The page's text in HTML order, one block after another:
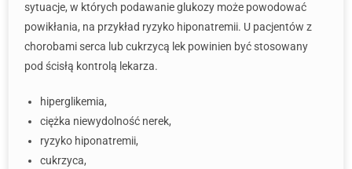
sytuacje, w których podawanie glukozy może powodować
powikłania, na przykład ryzyko hiponatremii. U pacjentów z
chorobami serca lub cukrzycą lek powinien być stosowany
pod ścisłą kontrolą lekarza.
hiperglikemia,
ciężka niewydolność nerek,
ryzyko hiponatremii,
cukrzyca,